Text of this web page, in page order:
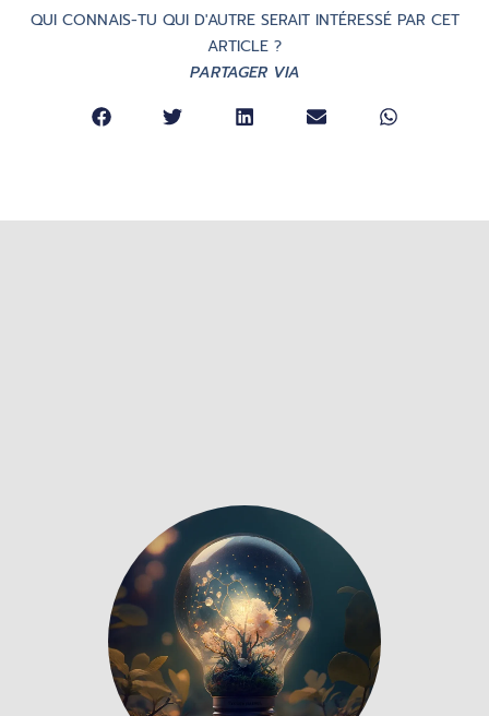
QUI CONNAIS-TU QUI D'AUTRE SERAIT INTÉRESSÉ PAR CET
ARTICLE ?
PARTAGER VIA